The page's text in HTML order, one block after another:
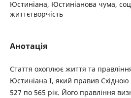
Юстиніана, Юстиніанова чума,
життєтворчість
Анотація
Стаття охоплює життя та
Юстиніана I, який правив
527 по 565 рік. Його правління